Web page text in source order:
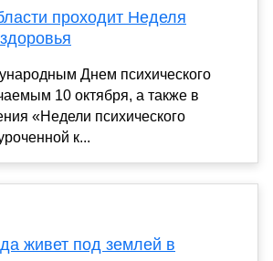
проходит Неделя
Днем психического
10 октября, а также в
«Недели психического
к...
живет под землей в